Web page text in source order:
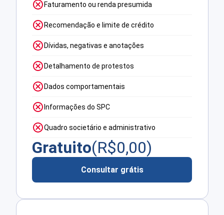
Faturamento ou renda presumida
Recomendação e limite de crédito
Dívidas, negativas e anotações
Detalhamento de protestos
Dados comportamentais
Informações do SPC
Quadro societário e administrativo
Gratuito(R$0,00)
Consultar grátis